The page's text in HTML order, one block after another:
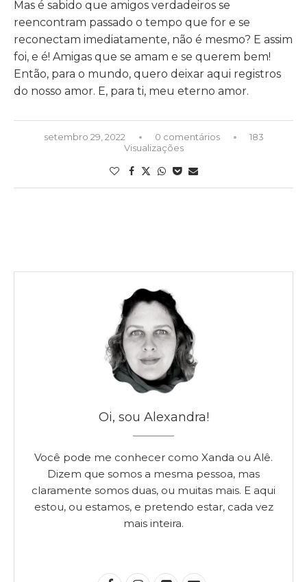
Mas é sabido que amigos verdadeiros se
reencontram passado o tempo que for e se
reconectam imediatamente, não é mesmo? E assim
foi, e é! Amigas que se amam e se querem bem!
Então, para o mundo, quero deixar aqui registros
do nosso amor. E, para ti, meu eterno amor.
setembro 29, 2022 0 comentários
183
Visualizações
Oi, sou Alexandra!
Você pode me conhecer como Xanda ou Alê.
Dizem que somos a mesma pessoa, mas
claramente somos duas, ou muitas mais. E aqui
estou, ou estamos, e pretendo estar, cada vez
mais inteira.